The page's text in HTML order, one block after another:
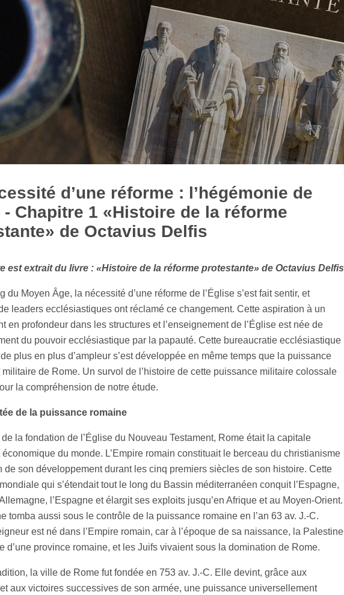
d’une réforme : l’hégémonie de
- Chapitre 1 «Histoire de la réforme
de Octavius Delfis
est extrait du livre : «Histoire de la réforme protestante» de Octavius Delfis
du Moyen Âge, la nécessité d’une réforme de l’Église s’est fait sentir, et
leaders ecclésiastiques ont réclamé ce changement. Cette aspiration à un
en profondeur dans les structures et l’enseignement de l’Église est née de
du pouvoir ecclésiastique par la papauté. Cette bureaucratie ecclésiastique
plus en plus d’ampleur s’est développée en même temps que la puissance
de Rome. Un survol de l’histoire de cette puissance militaire colossale
la compréhension de notre étude.
de la puissance romaine
de la fondation de l’Église du Nouveau Testament, Rome était la capitale
du monde. L’Empire romain constituait le berceau du christianisme
de son développement durant les cinq premiers siècles de son histoire. Cette
qui s’étendait tout le long du Bassin méditerranéen conquit l’Espagne,
l’Espagne et élargit ses exploits jusqu’en Afrique et au Moyen-Orient.
tomba aussi sous le contrôle de la puissance romaine en l’an 63 av. J.-C.
est né dans l’Empire romain, car à l’époque de sa naissance, la Palestine
d’une province romaine, et les Juifs vivaient sous la domination de Rome.
la ville de Rome fut fondée en 753 av. J.-C. Elle devint, grâce aux
aux victoires successives de son armée, une puissance universellement